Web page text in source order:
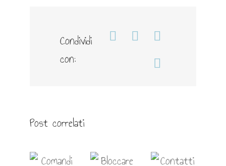
Condividi
con:
Facebook
WhatsApp
Telegram
Email
Post correlati